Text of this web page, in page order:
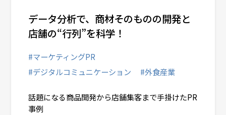
話題になる商品開発から店舗集客まで手掛けたPR
事例
#マーケティングPR
#デジタルコミュニケーション
#外食産業
データ分析で、商材そのものの開発と
店舗の“行列”を科学！